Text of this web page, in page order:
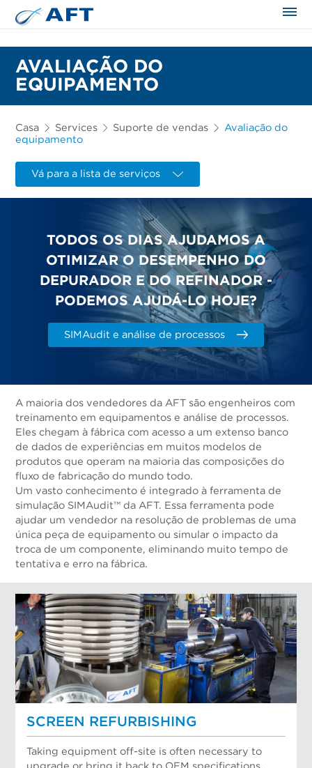
AVALIAÇÃO DO
EQUIPAMENTO
Casa Services Suporte de vendas
Avaliação do
equipamento
Vá para a lista de serviços
TODOS OS DIAS AJUDAMOS A
OTIMIZAR O DESEMPENHO DO
DEPURADOR E DO REFINADOR -
PODEMOS AJUDÁ-LO HOJE?
SIMAudit e análise de processos
A maioria dos vendedores da AFT são engenheiros com
treinamento em equipamentos e análise de processos.
Eles chegam à fábrica com acesso a um extenso banco
de dados de experiências em muitos modelos de
produtos que operam na maioria das composições do
fluxo de fabricação do mundo todo.
Um vasto conhecimento é integrado à ferramenta de
simulação SIMAudit™ da AFT. Essa ferramenta pode
ajudar um vendedor na resolução de problemas de uma
única peça de equipamento ou simular o impacto da
troca de um componente, eliminando muito tempo de
tentativa e erro na fábrica.
SCREEN REFURBISHING
Taking equipment off-site is often necessary to